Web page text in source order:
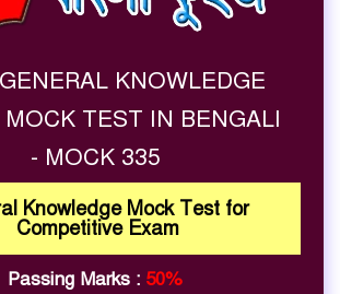
KNOWLEDGE
TEST IN BENGALI
- MOCK 335
Knowledge Mock Test for
Competitive Exam
Passing Marks : 50%